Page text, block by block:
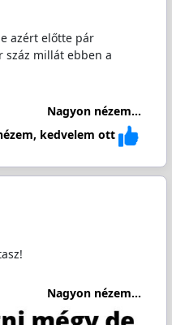
azért előtte pár
száz millát ebben a
Nagyon nézem...
kedvelem ott
Nagyon nézem...